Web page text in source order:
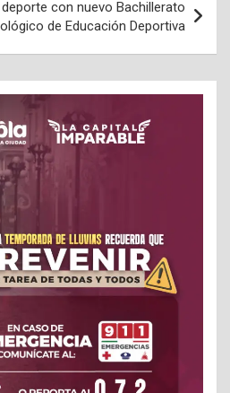
con nuevo Bachillerato
de Educación Deportiva